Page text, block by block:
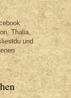
Thalia,
und